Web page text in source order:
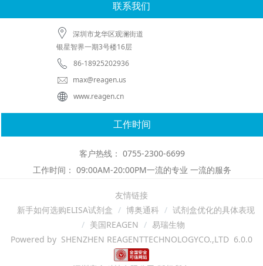
联系我们
深圳市龙华区观澜街道
银星智界一期3号楼16层
86-18925202936
max@reagen.us
www.reagen.cn
工作时间
客户热线： 0755-2300-6699
工作时间： 09:00AM-20:00PM一流的专业 一流的服务
友情链接
新手如何选购ELISA试剂盒
博奥通科
试剂盒优化的具体表现
美国REAGEN
易瑞生物
Powered by SHENZHEN REAGENTTECHNOLOGYCO.,LTD 6.0.0